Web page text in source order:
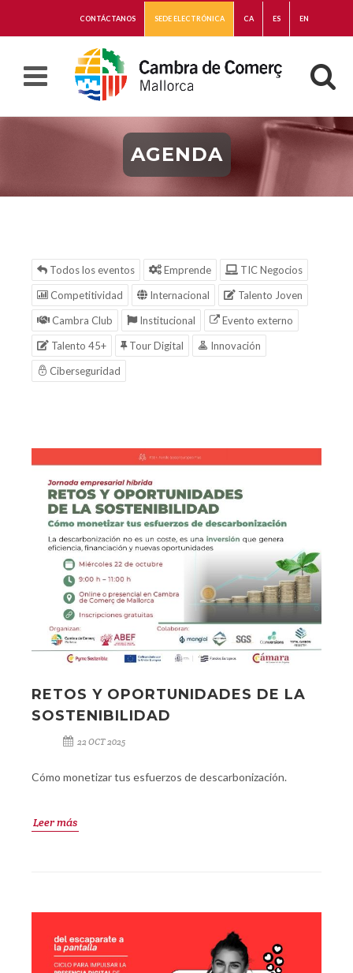
CONTÁCTANOS SEDE ELECTRÓNICA CA ES EN
AGENDA
Todos los eventos Emprende
TIC Negocios
Competitividad
Internacional
Talento Joven
Cambra Club
Institucional
Evento externo
Talento 45+
Tour Digital
Innovación
Ciberseguridad
RETOS Y OPORTUNIDADES DE LA
SOSTENIBILIDAD
22 OCT 2025
Cómo monetizar tus esfuerzos de descarbonización.
Leer más